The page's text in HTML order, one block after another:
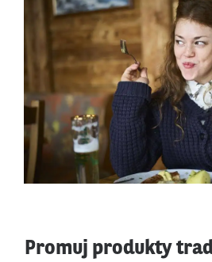
Promuj produkty